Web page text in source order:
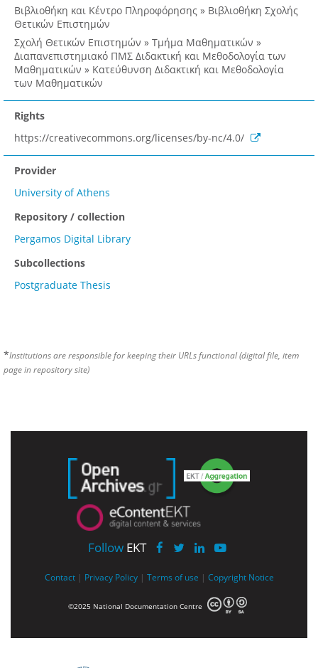
Βιβλιοθήκη και Κέντρο Πληροφόρησης » Βιβλιοθήκη Σχολής
Θετικών Επιστημών
Σχολή Θετικών Επιστημών » Τμήμα Μαθηματικών »
Διαπανεπιστημιακό ΠΜΣ Διδακτική και Μεθοδολογία των
Μαθηματικών » Κατεύθυνση Διδακτική και Μεθοδολογία
των Μαθηματικών
Rights
https://creativecommons.org/licenses/by-nc/4.0/
Provider
University of Athens
Repository / collection
Pergamos Digital Library
Subcollections
Postgraduate Thesis
*Institutions are responsible for keeping their URLs functional (digital file, item
page in repository site)
Follow EKT
Contact | Privacy Policy | Terms of use | Copyright Notice
©2025 National Documentation Centre